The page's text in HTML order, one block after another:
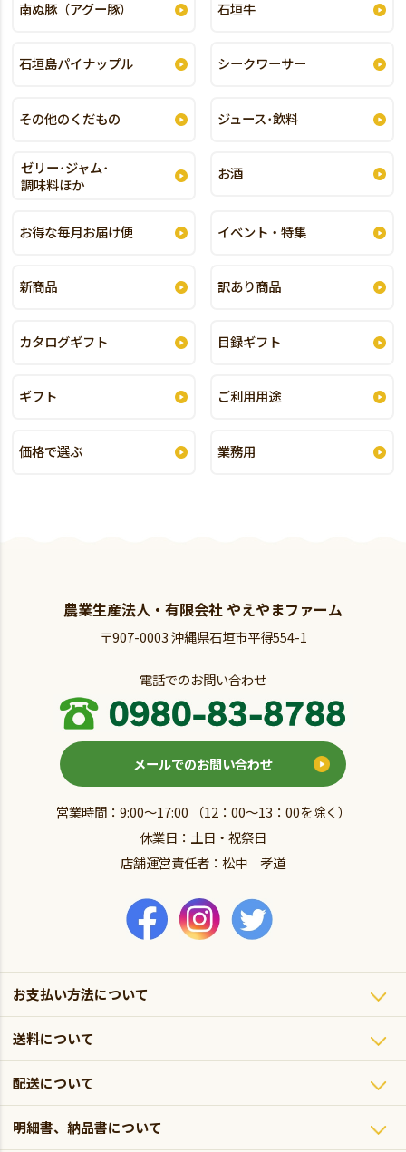
南ぬ豚（アグー豚） 石垣牛
石垣島パイナップル シークワーサー
その他のくだもの ジュース･飲料
ゼリー･ジャム･
調味料ほか
お酒
お得な毎月お届け便 イベント・特集
新商品 訳あり商品
カタログギフト 目録ギフト
ギフト ご利用用途
価格で選ぶ 業務用
農業生産法人・有限会社 やえやまファーム
〒907-0003 沖縄県石垣市平得554-1
電話でのお問い合わせ
メールでのお問い合わせ
営業時間：9:00～17:00 （12：00～13：00を除く）
休業日：土日・祝祭日
店舗運営責任者：松中 孝道
お支払い方法について
送料について
配送について
明細書、納品書について